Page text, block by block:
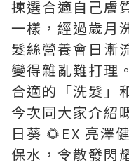
揀選合適自己膚
一樣，經過歲月
髮絲營養會日漸
變得雜亂難打理
合適的「洗髮」
今次同大家介紹
日葵 🌻EX 亮澤
保水，令散發閃